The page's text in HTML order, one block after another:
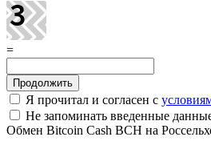
=
Я прочитал и согласен с
Не запоминать введенные
Обмен Bitcoin Cash BCH на